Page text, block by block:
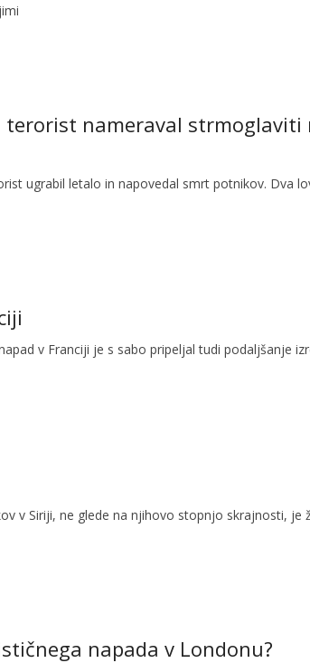
nameraval strmoglaviti
ugrabil letalo in napovedal smrt potnikov. Dva
v Franciji je s sabo pripeljal tudi podaljšanje
v Siriji, ne glede na njihovo stopnjo skrajnosti, je
napada v Londonu?